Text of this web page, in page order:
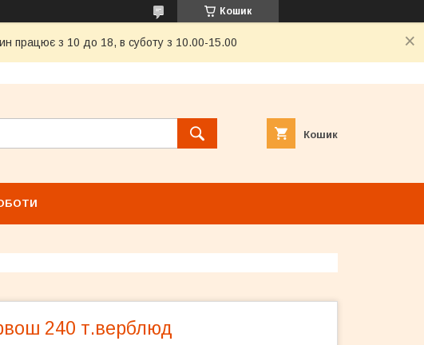
Кошик
працює з 10 до 18, в суботу з 10.00-15.00
Кошик
240 т.верблюд